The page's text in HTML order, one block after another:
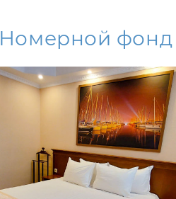
Номерной фонд